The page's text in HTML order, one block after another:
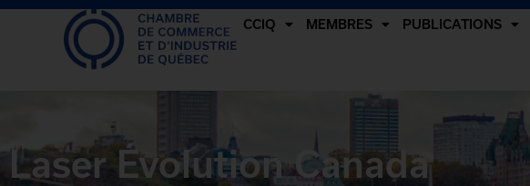
CCIQ MEMBRES PUBLICATIONS
Laser Évolution Canada